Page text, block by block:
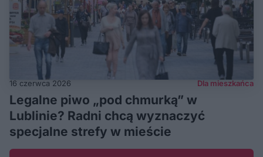
16 czerwca 2026 Dla mieszkańca
Legalne piwo „pod chmurką” w
Lublinie? Radni chcą wyznaczyć
specjalne strefy w mieście